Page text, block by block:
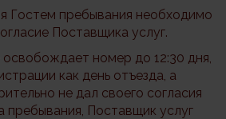
пребывания необходимо
Поставщика услуг.
номер до 12:30 дня,
как день отъезда, а
не дал своего согласия
пребывания, Поставщик услуг